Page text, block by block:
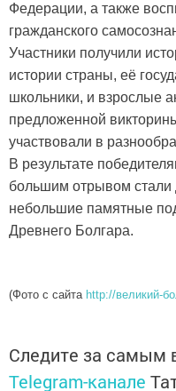
Федерации, а также
гражданского
Участники получили
истории страны, её
школьники, и взрослые
предложенной
участвовали в
В результате
большим отрывом стали
небольшие памятные
Древнего Болгара.
(Фото с сайта http://великий-
Следите за самым
Telegram-канале